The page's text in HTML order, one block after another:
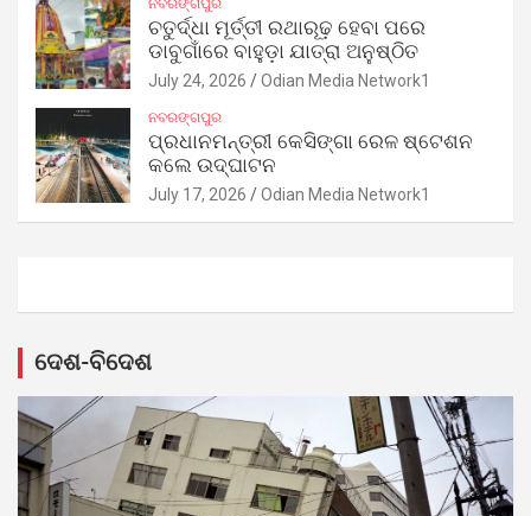
ନବରଙ୍ଗପୁର
ଚତୁର୍ଦ୍ଧା ମୂର୍ତ୍ତୀ ରଥାରୂଢ଼ ହେବା ପରେ
ଡାବୁଗାଁରେ ବାହୁଡ଼ା ଯାତ୍ରା ଅନୁଷ୍ଠିତ
July 24, 2026 Odian Media Network1
ନବରଙ୍ଗପୁର
ପ୍ରଧାନମନ୍ତ୍ରୀ କେସିଙ୍ଗା ରେଳ ଷ୍ଟେଶନ
କଲେ ଉଦ୍‌ଘାଟନ
July 17, 2026 Odian Media Network1
ଦେଶ-ବିଦେଶ